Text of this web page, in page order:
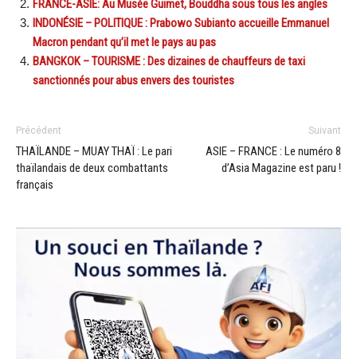
FRANCE-ASIE: Au Musée Guimet, Bouddha sous tous les angles
INDONÉSIE – POLITIQUE : Prabowo Subianto accueille Emmanuel
Macron pendant qu’il met le pays au pas
BANGKOK – TOURISME : Des dizaines de chauffeurs de taxi
sanctionnés pour abus envers des touristes
Précédent
THAÏLANDE – MUAY THAÏ : Le pari
thaïlandais de deux combattants
français
Suivant
ASIE – FRANCE : Le numéro 8
d’Asia Magazine est paru !